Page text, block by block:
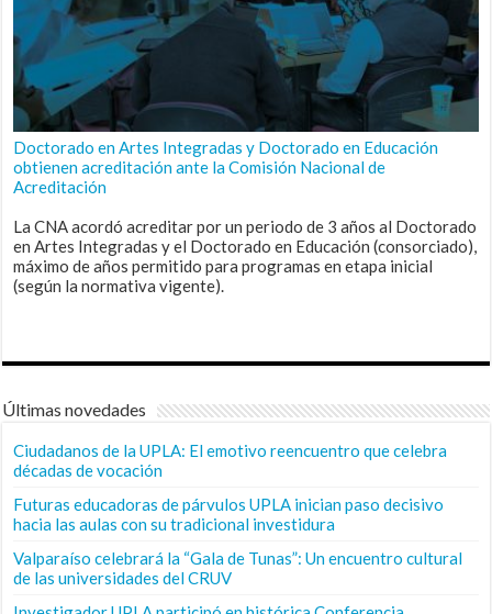
Doctorado en Artes Integradas y Doctorado en Educación
obtienen acreditación ante la Comisión Nacional de
Acreditación
La CNA acordó acreditar por un periodo de 3 años al Doctorado
en Artes Integradas y el Doctorado en Educación (consorciado),
máximo de años permitido para programas en etapa inicial
(según la normativa vigente).
Últimas novedades
Ciudadanos de la UPLA: El emotivo reencuentro que celebra
décadas de vocación
Futuras educadoras de párvulos UPLA inician paso decisivo
hacia las aulas con su tradicional investidura
Valparaíso celebrará la “Gala de Tunas”: Un encuentro cultural
de las universidades del CRUV